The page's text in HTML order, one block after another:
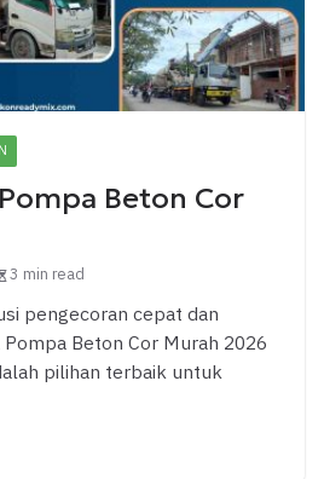
Beton Cor
3 min read
pengecoran cepat dan
Beton Cor Murah 2026
pilihan terbaik untuk